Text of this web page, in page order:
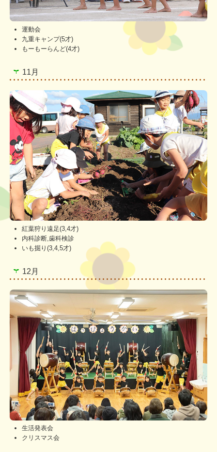
運動会
九重キャンプ(5才)
もーもーらんど(4才)
11月
紅葉狩り遠足(3,4才)
内科診断,歯科検診
いも掘り(3,4,5才)
12月
生活発表会
クリスマス会